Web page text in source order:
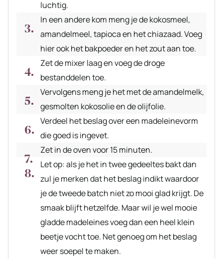
luchtig.
In een andere kom meng je de kokosmeel,
amandelmeel, tapioca en het chiazaad. Voeg
hier ook het bakpoeder en het zout aan toe.
Zet de mixer laag en voeg de droge
bestanddelen toe.
Vervolgens meng je het met de amandelmelk,
gesmolten kokosolie en de olijfolie.
Verdeel het beslag over een madeleinevorm
die goed is ingevet.
Zet in de oven voor 15 minuten.
Let op: als je het in twee gedeeltes bakt dan
zul je merken dat het beslag indikt waardoor
je de tweede batch niet zo mooi glad krijgt. De
smaak blijft hetzelfde. Maar wil je wel mooie
gladde madeleines voeg dan een heel klein
beetje vocht toe. Net genoeg om het beslag
weer soepel te maken.